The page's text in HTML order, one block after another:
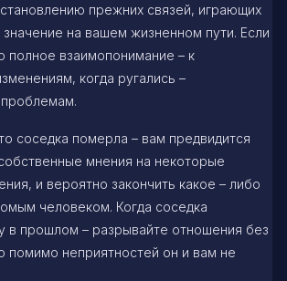
прежних связей, играющих
на вашем жизненном пути. Если
полное взаимопонимание – к
когда ругались –
проблемам.
соседка померла – вам предвидится
мнения на некоторые
и вероятно закончить какое – либо
человеком. Когда соседка
в прошлом – разрывайте отношения без
помимо неприятностей он и вам не